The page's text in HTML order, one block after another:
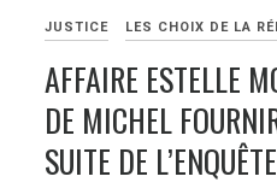
JUSTICE LES CHOIX DE LA
AFFAIRE ESTELLE
DE MICHEL
SUITE DE L’ENQUÊTE